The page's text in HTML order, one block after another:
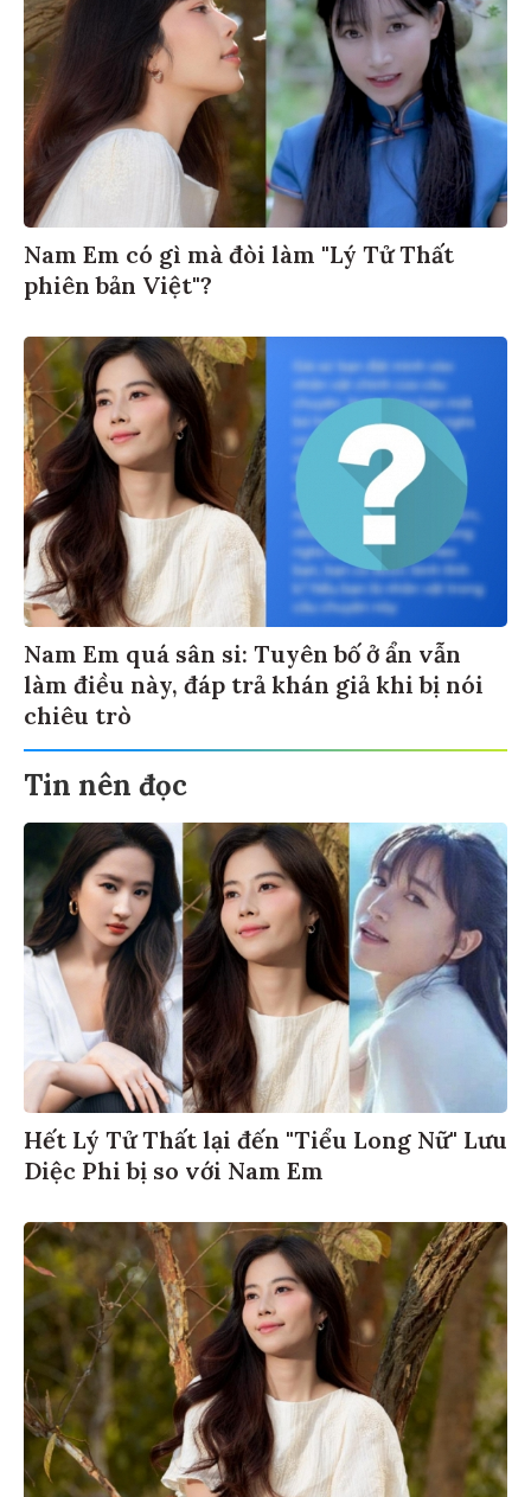
Nam Em có gì mà đòi làm "Lý Tử Thất
phiên bản Việt"?
Nam Em quá sân si: Tuyên bố ở ẩn vẫn
làm điều này, đáp trả khán giả khi bị nói
chiêu trò
Tin nên đọc
Hết Lý Tử Thất lại đến "Tiểu Long Nữ" Lưu
Diệc Phi bị so với Nam Em